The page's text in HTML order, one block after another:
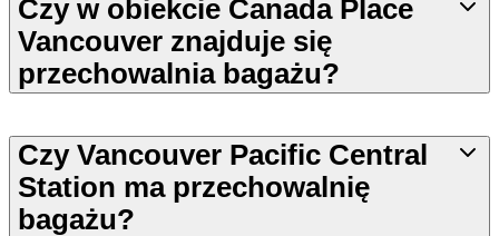
Czy w obiekcie Canada Place
Vancouver znajduje się
przechowalnia bagażu?
Czy Vancouver Pacific Central
Station ma przechowalnię
bagażu?